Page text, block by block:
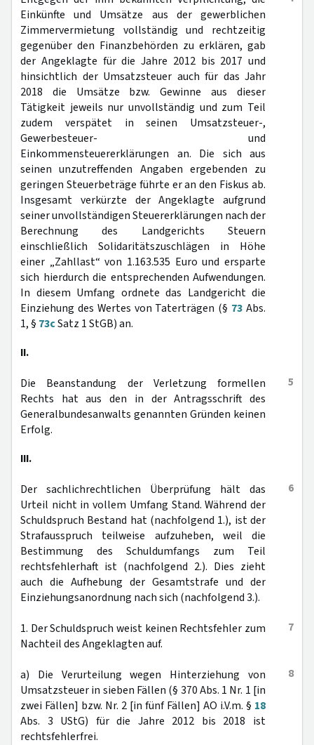
Einkünfte und Umsätze aus der gewerblichen
Zimmervermietung vollständig und rechtzeitig
gegenüber den Finanzbehörden zu erklären, gab
der Angeklagte für die Jahre 2012 bis 2017 und
hinsichtlich der Umsatzsteuer auch für das Jahr
2018 die Umsätze bzw. Gewinne aus dieser
Tätigkeit jeweils nur unvollständig und zum Teil
zudem verspätet in seinen Umsatzsteuer-,
Gewerbesteuer- und
Einkommensteuererklärungen an. Die sich aus
seinen unzutreffenden Angaben ergebenden zu
geringen Steuerbeträge führte er an den Fiskus ab.
Insgesamt verkürzte der Angeklagte aufgrund
seiner unvollständigen Steuererklärungen nach der
Berechnung des Landgerichts Steuern
einschließlich Solidaritätszuschlägen in Höhe
einer „Zahllast“ von 1.163.535 Euro und ersparte
sich hierdurch die entsprechenden Aufwendungen.
In diesem Umfang ordnete das Landgericht die
Einziehung des Wertes von Taterträgen (§ 73 Abs.
1, § 73cSatz 1 StGB) an.
II.
5
Die Beanstandung der Verletzung formellen
Rechts hat aus den in der Antragsschrift des
Generalbundesanwalts genannten Gründen keinen
Erfolg.
III.
6
Der sachlichrechtlichen Überprüfung hält das
Urteil nicht in vollem Umfang Stand. Während der
Schuldspruch Bestand hat (nachfolgend 1.), ist der
Strafausspruch teilweise aufzuheben, weil die
Bestimmung des Schuldumfangs zum Teil
rechtsfehlerhaft ist (nachfolgend 2.). Dies zieht
auch die Aufhebung der Gesamtstrafe und der
Einziehungsanordnung nach sich (nachfolgend 3.).
7
1. Der Schuldspruch weist keinen Rechtsfehler zum
Nachteil des Angeklagten auf.
8
a) Die Verurteilung wegen Hinterziehung von
Umsatzsteuer in sieben Fällen (§ 370 Abs. 1 Nr. 1 [in
zwei Fällen] bzw. Nr. 2 [in fünf Fällen] AO i.V.m. § 18
Abs. 3 UStG) für die Jahre 2012 bis 2018 ist
rechtsfehlerfrei.